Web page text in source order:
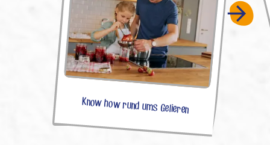
Know how rund ums Gelieren